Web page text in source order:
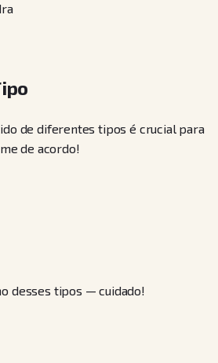
de diferentes tipos é crucial para
de acordo!
desses tipos — cuidado!